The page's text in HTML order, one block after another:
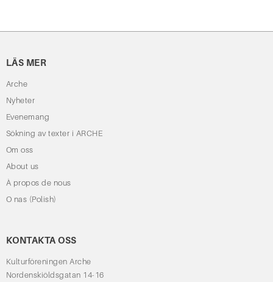
LÄS MER
Arche
Nyheter
Evenemang
Sökning av texter i ARCHE
Om oss
About us
À propos de nous
O nas (Polish)
KONTAKTA OSS
Kulturföreningen Arche
Nordenskiöldsgatan 14-16